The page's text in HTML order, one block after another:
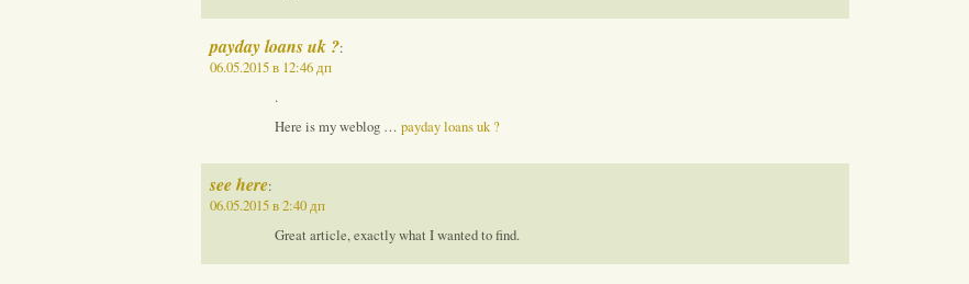
payday loans uk ?:
06.05.2015 в 12:46 дп
.
Here is my weblog … payday loans uk ?
see here:
06.05.2015 в 2:40 дп
Great article, exactly what I wanted to find.